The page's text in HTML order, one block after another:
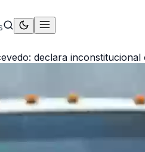
declara